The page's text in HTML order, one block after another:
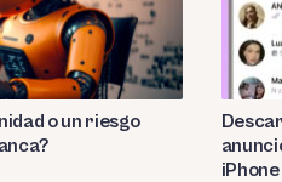
o un riesgo